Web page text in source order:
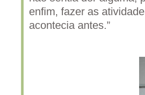
enfim, fazer as
acontecia antes.”